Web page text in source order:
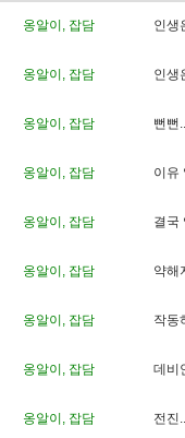
옹알이, 잡담 인생
옹알이, 잡담 인생
옹알이, 잡담 뻔 뻔 ..
옹알이, 잡담 이 유
옹알이, 잡담 결 국
옹알이, 잡담 약해
옹알이, 잡담 작동
옹알이, 잡담 데 비
옹알이, 잡담 전 진..